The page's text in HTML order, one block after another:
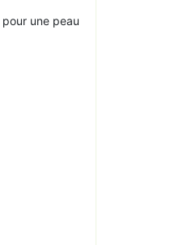
pour une peau